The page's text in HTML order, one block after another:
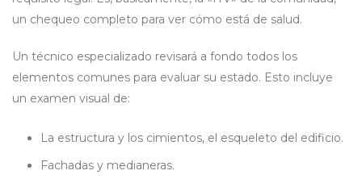
un chequeo completo para ver cómo está de salud.
Un técnico especializado revisará a fondo todos los
elementos comunes para evaluar su estado. Esto incluye
un examen visual de:
La estructura y los cimientos, el esqueleto del edificio.
Fachadas y medianeras.